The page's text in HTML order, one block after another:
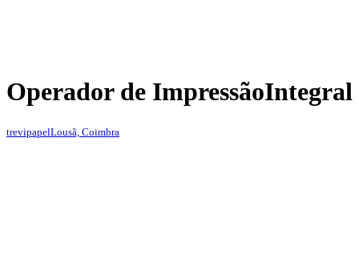
Operador de ImpressãoIntegral
trevipapelLousã, Coimbra